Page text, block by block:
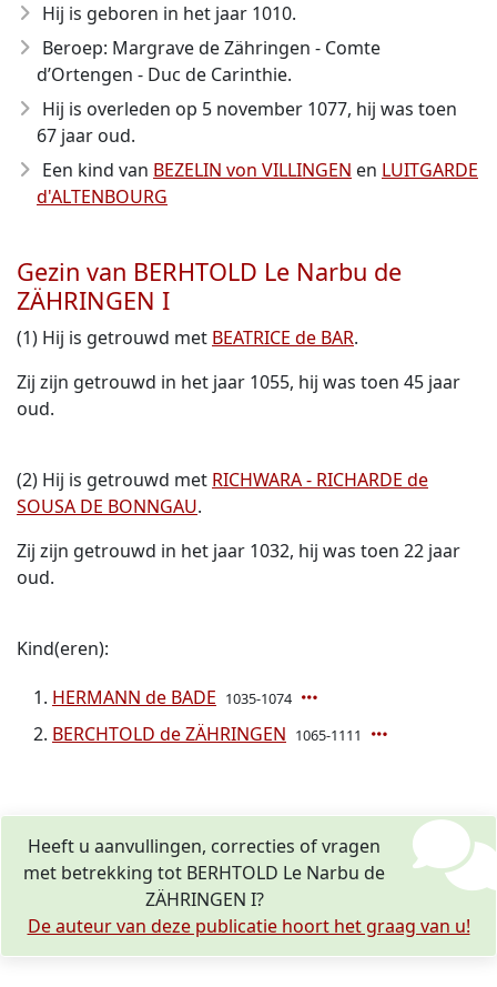
Hij is geboren in het jaar 1010.
Beroep: Margrave de Zähringen - Comte
d’Ortengen - Duc de Carinthie.
Hij is overleden op 5 november 1077, hij was toen
67 jaar oud.
Een kind van BEZELIN von VILLINGEN en LUITGARDE
d'ALTENBOURG
Gezin van BERHTOLD Le Narbu de
ZÄHRINGEN I
(1) Hij is getrouwd met BEATRICE de BAR.
Zij zijn getrouwd in het jaar 1055, hij was toen 45 jaar
oud.
(2) Hij is getrouwd met RICHWARA - RICHARDE de
SOUSA DE BONNGAU.
Zij zijn getrouwd in het jaar 1032, hij was toen 22 jaar
oud.
Kind(eren):
HERMANN de BADE 1035-1074
BERCHTOLD de ZÄHRINGEN 1065-1111
Heeft u aanvullingen, correcties of vragen
met betrekking tot BERHTOLD Le Narbu de
ZÄHRINGEN I?
De auteur van deze publicatie hoort het graag van u!